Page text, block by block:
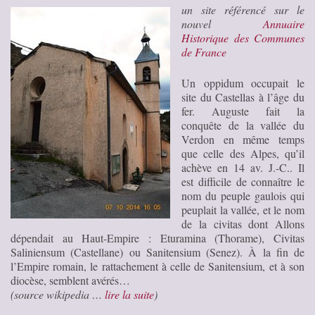
un site référencé sur le
nouvel Annuaire
Historique des Communes
de France
Un oppidum occupait le
site du Castellas à l’âge du
fer. Auguste fait la
conquête de la vallée du
Verdon en même temps
que celle des Alpes, qu’il
achève en 14 av. J.-C.. Il
est difficile de connaître le
nom du peuple gaulois qui
peuplait la vallée, et le nom
de la civitas dont Allons
dépendait au Haut-Empire : Eturamina (Thorame), Civitas
Saliniensum (Castellane) ou Sanitensium (Senez). À la fin de
l’Empire romain, le rattachement à celle de Sanitensium, et à son
diocèse, semblent avérés…
(source wikipedia … lire la suite)